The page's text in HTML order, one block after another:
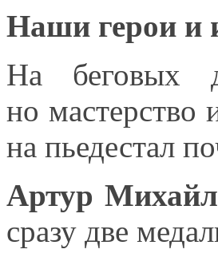
Наши герои и
На беговых
но мастерство
на пьедестал
Артур
сразу две